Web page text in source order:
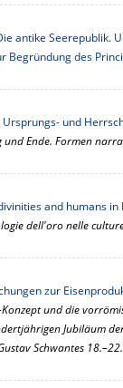
antike
Begründung des
und
und Ende. Formen
and humans
dell'oro nelle
zur
Konzept und die
Jubiläum
Schwantes